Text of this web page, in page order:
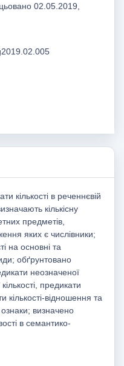
02.05.2019,
кількості в реченнєвій
кількісну
предметів,
яких є числівники;
на основні та
обґрунтовано
неозначеної
предикати
кількості-відношення та
ознаки; визначено
в семантико-